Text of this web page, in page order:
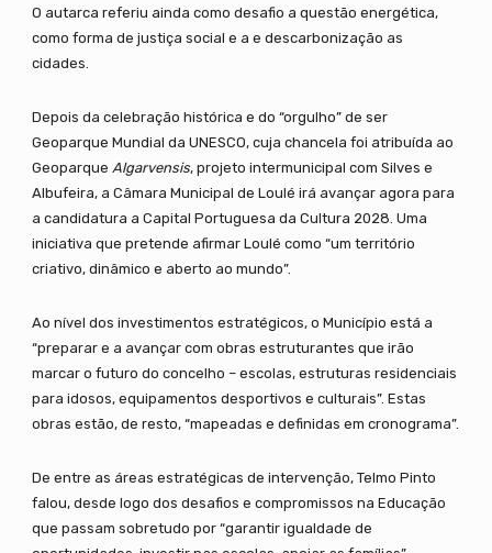
O autarca referiu ainda como desafio a questão energética,
como forma de justiça social e a e descarbonização as
cidades.
Depois da celebração histórica e do “orgulho” de ser
Geoparque Mundial da UNESCO, cuja chancela foi atribuída ao
Geoparque Algarvensis, projeto intermunicipal com Silves e
Albufeira, a Câmara Municipal de Loulé irá avançar agora para
a candidatura a Capital Portuguesa da Cultura 2028. Uma
iniciativa que pretende afirmar Loulé como “um território
criativo, dinâmico e aberto ao mundo”.
Ao nível dos investimentos estratégicos, o Município está a
“preparar e a avançar com obras estruturantes que irão
marcar o futuro do concelho – escolas, estruturas residenciais
para idosos, equipamentos desportivos e culturais”. Estas
obras estão, de resto, “mapeadas e definidas em cronograma”.
De entre as áreas estratégicas de intervenção, Telmo Pinto
falou, desde logo dos desafios e compromissos na Educação
que passam sobretudo por “garantir igualdade de